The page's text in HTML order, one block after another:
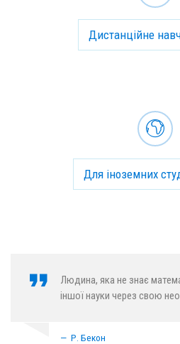
Дистанційне
Для іноземних
Людина, яка не знає
іншої науки через свою
Р. Бекон